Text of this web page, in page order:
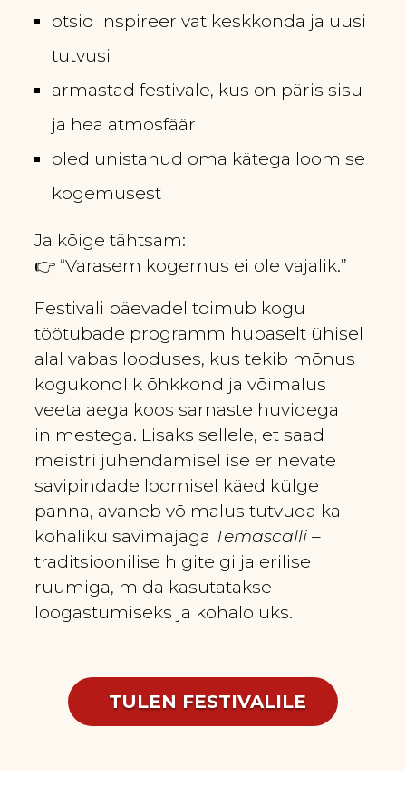
otsid inspireerivat keskkonda ja uusi
tutvusi
armastad festivale, kus on päris sisu
ja hea atmosfäär
oled unistanud oma kätega loomise
kogemusest
Ja kõige tähtsam:
👉 “Varasem kogemus ei ole vajalik.”
Festivali päevadel toimub kogu
töötubade programm hubaselt ühisel
alal vabas looduses, kus tekib mõnus
kogukondlik õhkkond ja võimalus
veeta aega koos sarnaste huvidega
inimestega. Lisaks sellele, et saad
meistri juhendamisel ise erinevate
savipindade loomisel käed külge
panna, avaneb võimalus tutvuda ka
kohaliku savimajaga Temascalli –
traditsioonilise higitelgi ja erilise
ruumiga, mida kasutatakse
lõõgastumiseks ja kohaloluks.
TULEN FESTIVALILE